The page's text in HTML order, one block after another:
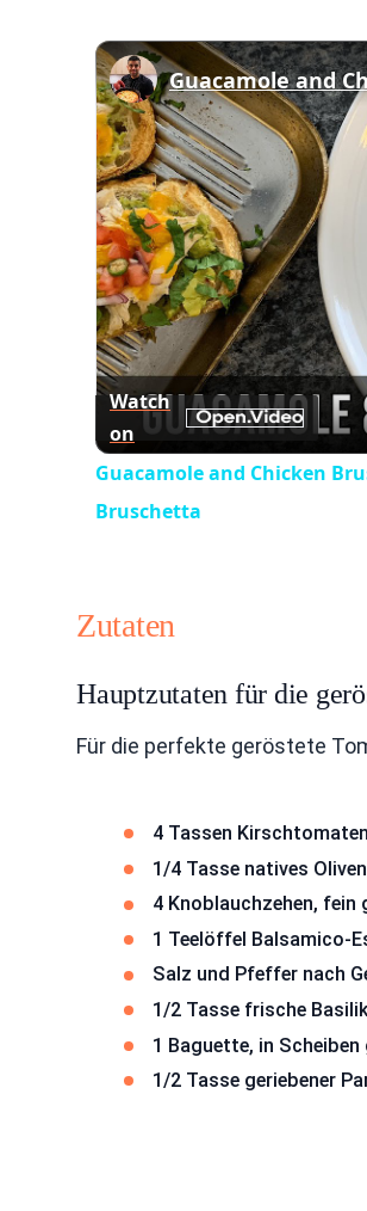
Watch
on
Guacamole and Chicken
Bruschetta
Zutaten
Hauptzutaten für die
Für die perfekte geröstete
4 Tassen
1/4 Tasse natives
4 Knoblauchzehen, fein
1 Teelöffel Balsamico-
Salz und Pfeffer nach
1/2 Tasse frische
1 Baguette, in
1/2 Tasse geriebener